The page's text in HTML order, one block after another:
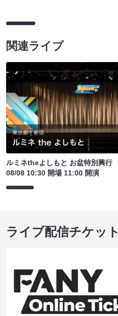
関連ライブ
ルミネtheよしもと お盆特別興行
08/08 10:30 開場 11:00 開演
ライブ配信チケット